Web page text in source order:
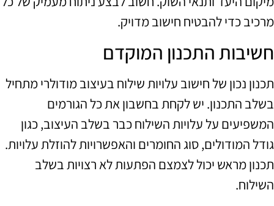
מרכיב כדי להבטיח חישוב מדויק.
חשיבות התכנון המוקדם
תכנון נכון של חישוב עלויות שילוח בעיצוב מודולרי מתחיל
בשלב התכנון. יש לקחת בחשבון את כל הגורמים
המשפיעים על עלויות השילוח כבר בשלב העיצוב, כגון
גודל המודולים, סוג החומרים והאפשרויות להוזלת עלויות.
תכנון מראש יכול לצמצם הפתעות לא רצויות בשלב
השילוח.